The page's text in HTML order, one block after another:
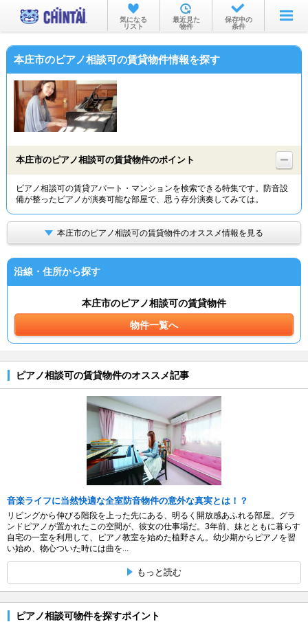
お部屋を探す
沿線・駅から
物件特集から
TOP
気になる
リスト
最近見た
物件
保存中の
条件
本庄市のピアノ相談可の賃貸物件情報を探す
本庄市のピアノ相談可の賃貸物件のポイント
ピアノ相談可の賃貸アパート・マンションを検索できる特集です。防音設
備が整ったピアノが演奏可能な部屋で、思う存分演奏してみては。
本庄市のピアノ相談可の賃貸物件のオススメ情報を見る
沿線・住所から探す
本庄市のピアノ相談可の賃貸物件
物件一覧へ
ピアノ相談可の賃貸物件のオススメ記事
音楽ライフに当然快適な全室防音物件の意外な真実とは！？
リビングから伸びる階段を上った先にある、明るく開放感あふれる部屋。グラ
ンドピアノが置かれたこの空間が、彼女の仕事場だ。3年前、妹とともに暮らす
自宅の一室を利用して、ピアノ教室を始めた植野さん。幼少期からピアノを習
い始め、物心ついた時には曲を...
もっと読む
ピアノ相談可物件を探すポイント